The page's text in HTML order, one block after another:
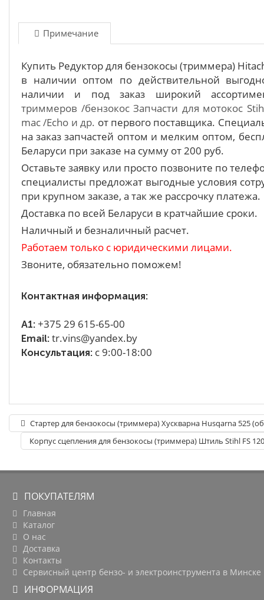
Примечание
Купить Редуктор для бензокосы (триммера)
в наличии оптом по действительной
наличии и под заказ широкий
триммеров /бензокос Запчасти для мотокос
mac /Echo и др. от первого поставщика.
на заказ запчастей оптом и мелким оптом,
Беларуси при заказе на сумму от 200 руб.
Оставьте заявку или просто позвоните по
специалисты предложат выгодные условия
при крупном заказе, а так же рассрочку платежа.
Доставка по всей Беларуси в кратчайшие сроки.
Наличный и безналичный расчет.
Работаем только с юридическими лицами.
Звоните, обязательно поможем!
Контактная информация:
A1: +375 29 615-65-00
Email: tr.vins@yandex.by
Консультация: с 9:00-18:00
Стартер для бензокосы (триммера) Хускварна Husqarna 525
Корпус сцепления для бензокосы (триммера) Штиль Stihl FS
ПОКУПАТЕЛЯМ
Главная
Каталог
О нас
Доставка
Контакты
Сервисный центр бензо- и электроинструмента в Минске
ИНФОРМАЦИЯ